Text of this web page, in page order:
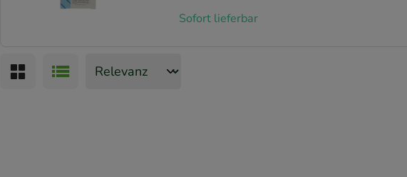
Sofort lieferbar